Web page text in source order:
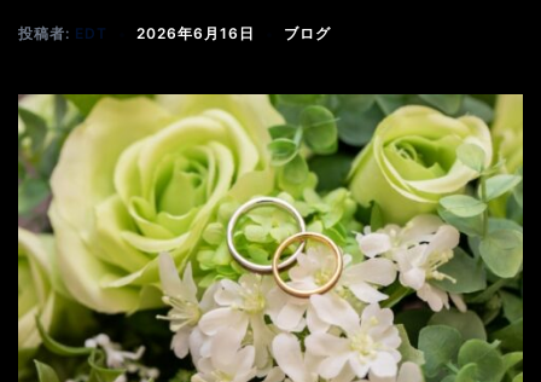
投稿者: EDT 2026年6月16日 ブログ